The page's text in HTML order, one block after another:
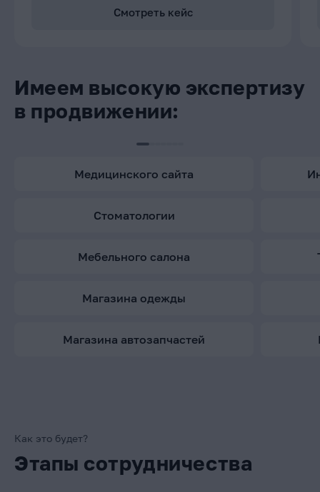
Смотреть кейс
Имеем высокую экспертизу
в продвижении:
медицинского сайта
стоматологии
мебельного салона
магазина одежды
магазина автозапчастей
Как это будет?
Этапы сотрудничества